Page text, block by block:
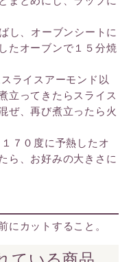
し、オーブンシートに
たオーブンで１５分焼
ライスアーモンド以
立ってきたらスライス
ぜ、再び煮立ったら火
７０度に予熱したオ
ら、お好みの大きさに
カットすること。